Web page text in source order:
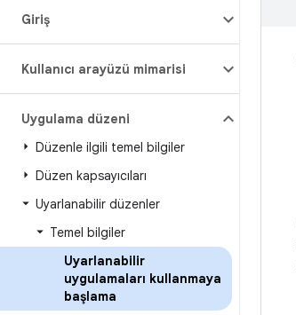
Giriş
Kullanıcı arayüzü mimarisi
Uygulama düzeni
Düzenle ilgili temel bilgiler
Düzen kapsayıcıları
Uyarlanabilir düzenler
Temel bilgiler
Uyarlanabilir
uygulamaları kullanmaya
başlama